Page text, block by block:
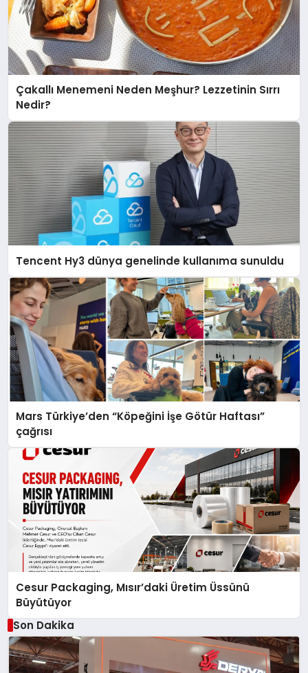
Çakallı Menemeni Neden Meşhur? Lezzetinin Sırrı
Nedir?
Tencent Hy3 dünya genelinde kullanıma sunuldu
Mars Türkiye’den “Köpeğini İşe Götür Haftası”
çağrısı
Cesur Packaging, Mısır’daki Üretim Üssünü
Büyütüyor
Son Dakika